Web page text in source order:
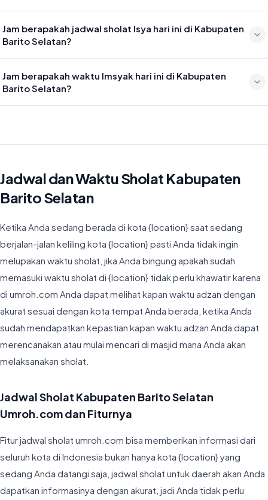
17:31
Jam berapakah jadwal sholat Isya hari ini di Kabupaten
Barito Selatan?
18:42
Jam berapakah waktu Imsyak hari ini di Kabupaten
Barito Selatan?
Jadwal dan Waktu Sholat Kabupaten
Barito Selatan
Ketika Anda sedang berada di kota {location} saat sedang
berjalan-jalan keliling kota {location} pasti Anda tidak ingin
melupakan waktu sholat, jika Anda bingung apakah sudah
memasuki waktu sholat di {location} tidak perlu khawatir karena
di umroh.com Anda dapat melihat kapan waktu adzan dengan
akurat sesuai dengan kota tempat Anda berada, ketika Anda
sudah mendapatkan kepastian kapan waktu adzan Anda dapat
merencanakan atau mulai mencari di masjid mana Anda akan
melaksanakan sholat.
Jadwal Sholat Kabupaten Barito Selatan
Umroh.com dan Fiturnya
Fitur jadwal sholat umroh.com bisa memberikan informasi dari
seluruh kota di Indonesia bukan hanya kota {location} yang
sedang Anda datangi saja, jadwal sholat untuk daerah akan Anda
dapatkan informasinya dengan akurat, jadi Anda tidak perlu